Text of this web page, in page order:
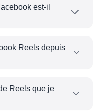
notre outil
est-il
et vous êtes
Reels depuis
navigateur
simplement le lien
Reels que je